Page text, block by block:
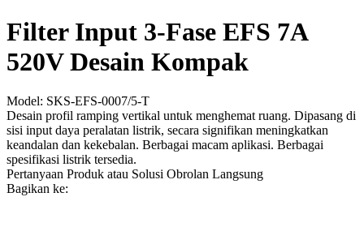
Filter Input 3-Fase EFS 7A
520V Desain Kompak
Model: SKS-EFS-0007/5-T
Desain profil ramping vertikal untuk menghemat ruang. Dipasang di
sisi input daya peralatan listrik, secara signifikan meningkatkan
keandalan dan kekebalan. Berbagai macam aplikasi. Berbagai
spesifikasi listrik tersedia.
Pertanyaan Produk atau Solusi Obrolan Langsung
Bagikan ke: